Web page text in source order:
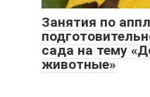
Занятия по
сада на тему
животные»